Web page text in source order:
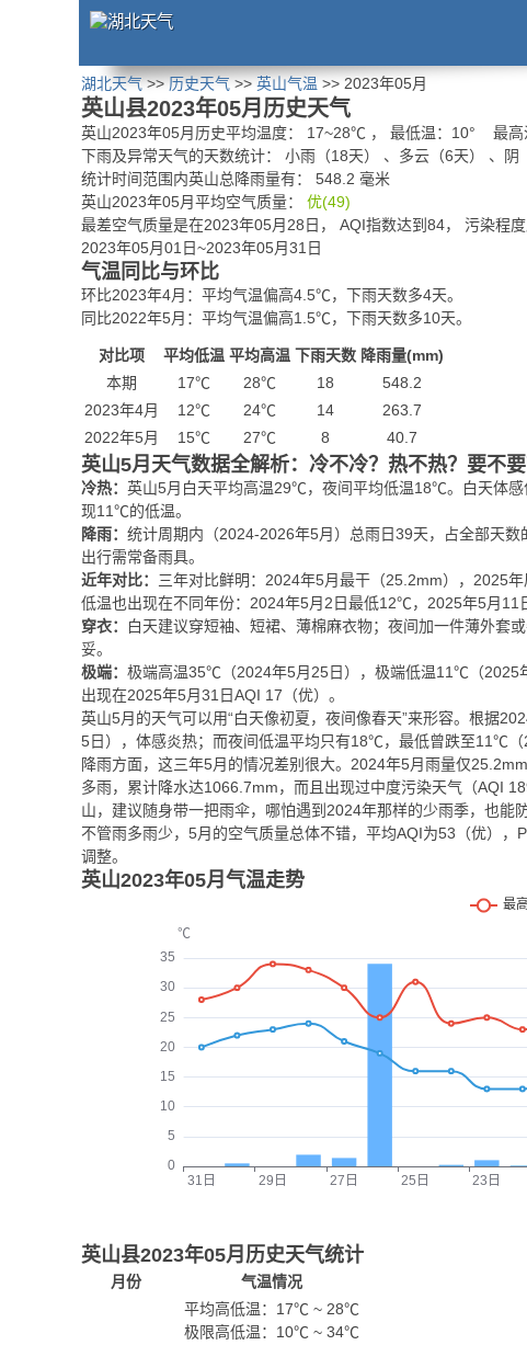
湖北天气>>历史天气>>英山气温 >> 2023年05月
英山县2023年05月历史天气
英山2023年05月历史平均温度： 17~28℃ ， 最低温： 10° 最高
下雨及异常天气的天数统计： 小雨（18天） 、多云（6天） 、阴
统计时间范围内英山总降雨量有： 548.2 毫米
英山2023年05月平均空气质量： 优(49)
最差空气质量是在2023年05月28日， AQI指数达到84， 污染程
2023年05月01日~2023年05月31日
气温同比与环比
环比2023年4月：平均气温偏高4.5℃，下雨天数多4天。
同比2022年5月：平均气温偏高1.5℃，下雨天数多10天。
对比项 平均低温 平均高温 下雨天数 降雨量(mm)
本期
17℃ 28℃ 18
548.2
2023年4月
12℃ 24℃ 14
263.7
2022年5月
15℃ 27℃ 8 40.7
英山5月天气数据全解析：冷不冷？热不热？要不要
冷热： 英山5月白天平均高温29℃，夜间平均低温18℃。白天体
现11℃的低温。
降雨： 统计周期内（2024-2026年5月）总雨日39天，占全部天
出行需常备雨具。
近年对比： 三年对比鲜明：2024年5月最干（25.2mm），2025
低温也出现在不同年份：2024年5月2日最低12℃，2025年5月11
穿衣：
白天建议穿短袖、短裙、薄棉麻衣物；夜间加一件薄外
妥。
极端： 极端高温35℃（2024年5月25日），极端低温11℃（2025
出现在2025年5月31日AQI 17（优）。
英山5月的天气可以用“白天像初夏，夜间像春天”来形容。根据
5日），体感炎热；而夜间低温平均只有18℃，最低曾跌至11℃（
降雨方面，这三年5月的情况差别很大。2024年5月雨量仅
多雨，累计降水达1066.7mm，而且出现过中度污染天气（AQI
山，建议随身带一把雨伞，哪怕遇到2024年那样的少雨季，也能防
不管雨多雨少，5月的空气质量总体不错，平均AQI为53（优）
调整。
英山2023年05月气温走势
英山县2023年05月历史天气统计
月份 气温情况
平均高低温： 17℃ ~ 28℃
极限高低温： 10℃ ~ 34℃